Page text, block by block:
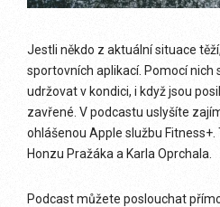
Jestli někdo z aktuální situace
sportovních aplikací. Pomocí nich
udržovat v kondici, i když jsou
zavřené. V podcastu uslyšíte
ohlášenou Apple službu Fitness+.
Honzu Pražáka a Karla Oprchala.
Podcast můžete poslouchat